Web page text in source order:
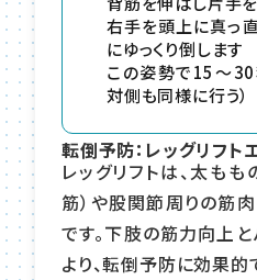
右手を頭上に真っ
にゆっくり倒します
この姿勢で15〜30
対側も同様に行う）
転倒予防：レッグリフト
レッグリフトは、太も
筋）や股関節周りの筋
です。下肢の筋力向上
より、転倒予防に効果的